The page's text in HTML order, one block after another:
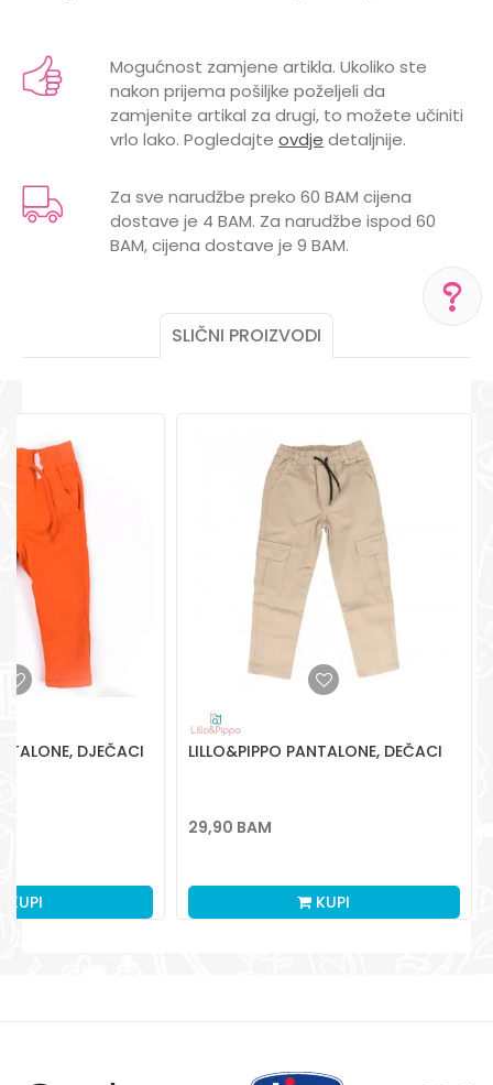
POMOĆ PRI KUPOVINI
Radno vreme
Pon-Subota: 09:00-
15:00h
Pišite nam
aksaonlinebih@aksabih.ba
Kategorija
Pantalone i farmerke
Brend
LILLO&PIPPO
Email
Mogućnost zamjene artikla. Ukoliko ste
nakon prijema pošiljke poželjeli da
zamjenite artikal za drugi, to možete učiniti
vrlo lako. Pogledajte ovdje detaljnije.
Za sve narudžbe preko 60 BAM cijena
dostave je 4 BAM. Za narudžbe ispod 60
BAM, cijena dostave je 9 BAM.
SLIČNI PROIZVODI
DJEČACI
KUPI
LILLO&PIPPO PANTALONE, DEČACI
29,90 BAM
KUPI